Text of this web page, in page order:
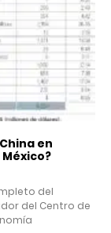
en
del
del Centro de